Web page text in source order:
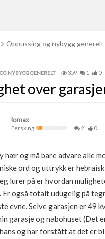
Oppussing og nybygg generelt
NYBYGG GENERELT 359 1 0
over
lomax
Fersking 2 0
hær og må bare advare alle
ord og uttrykk er
lurer på er hvordan
Er også totalt udugelig på
evne. Selve garasjen er 49
garasje og nabohuset (Det
og har forstått at det er